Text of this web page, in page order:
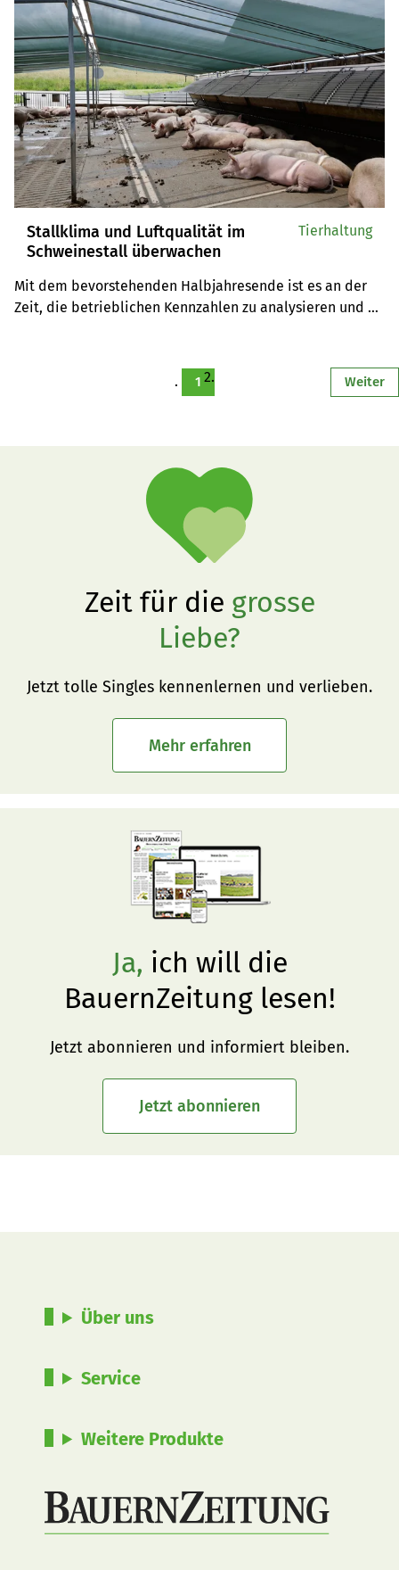
trinken. Idealerweise isotonische Getränke – diese sind
ganz einfach selbst herzustellen.
Stallklima und Luftqualität im
Schweinestall überwachen
Mit dem bevorstehenden Halbjahresende ist es an der
Zeit, die betrieblichen Kennzahlen zu analysieren und
Bedürfnisse von Sauen und Saugferkeln entscheidend für
den wirtschaftlichen Erfolg.
Tierhaltung
1 Weiter
Zeit für die grosse
Liebe?
Jetzt tolle Singles kennenlernen und verlieben.
Mehr erfahren
Ja, ich will die
BauernZeitung lesen!
Jetzt abonnieren und informiert bleiben.
Jetzt abonnieren
Über uns
Service
Weitere Produkte